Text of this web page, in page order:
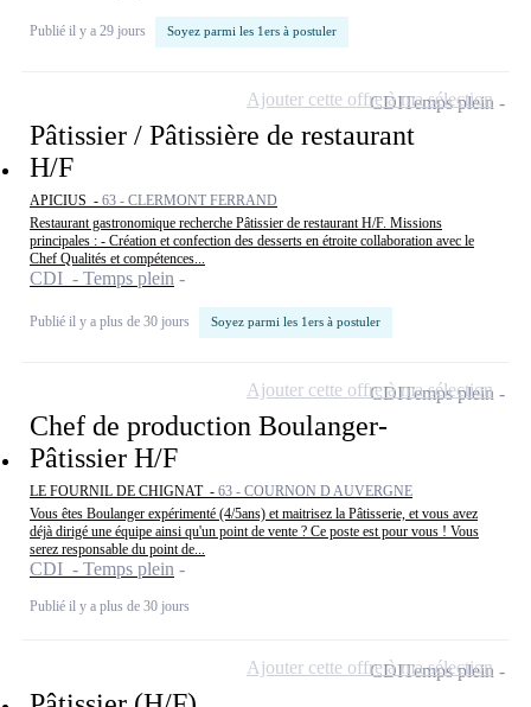
Publié il y a 29 jours Soyez parmi les 1ers à postuler
Pâtissier / Pâtissière de restaurant
H/F
APICIUS - 63 - CLERMONT FERRAND
Restaurant gastronomique recherche Pâtissier de restaurant H/F. Missions
principales : - Création et confection des desserts en étroite collaboration avec le
Chef Qualités et compétences...
CDI - Temps plein
Publié il y a plus de 30 jours Soyez parmi les 1ers à postuler
CDITemps plein
Ajouter cette offre à ma sélection
Chef de production Boulanger-
Pâtissier H/F
LE FOURNIL DE CHIGNAT - 63 - COURNON D AUVERGNE
Vous êtes Boulanger expérimenté (4/5ans) et maitrisez la Pâtisserie, et vous avez
déjà dirigé une équipe ainsi qu'un point de vente ? Ce poste est pour vous ! Vous
serez responsable du point de...
CDI - Temps plein
Publié il y a plus de 30 jours
CDITemps plein
Ajouter cette offre à ma sélection
CDITemps plein
Ajouter cette offre à ma sélection